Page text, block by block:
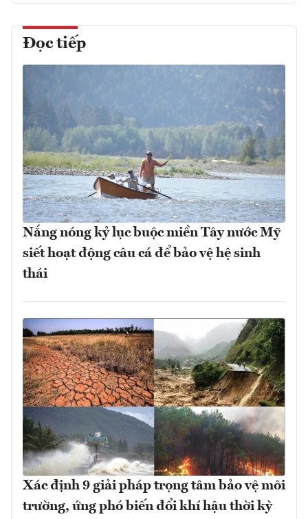
Đọc tiếp
Nắng nóng kỷ lục buộc miền Tây nước Mỹ
siết hoạt động câu cá để bảo vệ hệ sinh
thái
Xác định 9 giải pháp trọng tâm bảo vệ môi
trường, ứng phó biến đổi khí hậu thời kỳ